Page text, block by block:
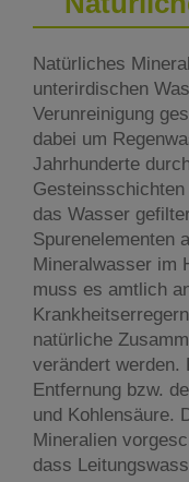
Natürliches
unterirdischen
Verunreinigung
dabei um
Jahrhunderte
das Wasser
Spurenelementen
Mineralwasser im
muss es amtlich
natürliche
verändert werden.
Entfernung bzw.
und Kohlensäure.
Mineralien
dass